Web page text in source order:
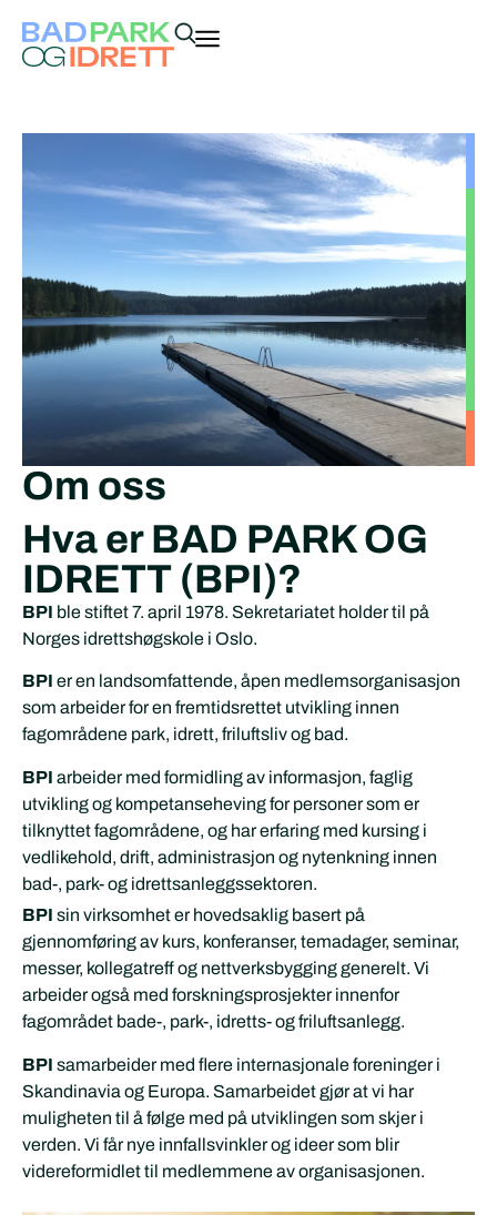
Om oss
Hva er BAD PARK OG
IDRETT (BPI)?
BPI ble stiftet 7. april 1978. Sekretariatet holder til på
Norges idrettshøgskole i Oslo.
BPI er en landsomfattende, åpen medlemsorganisasjon
som arbeider for en fremtidsrettet utvikling innen
fagområdene park, idrett, friluftsliv og bad.
BPI arbeider med formidling av informasjon, faglig
utvikling og kompetanseheving for personer som er
tilknyttet fagområdene, og har erfaring med kursing i
vedlikehold, drift, administrasjon og nytenkning innen
bad-, park- og idrettsanleggssektoren.
BPI sin virksomhet er hovedsaklig basert på
gjennomføring av kurs, konferanser, temadager, seminar,
messer, kollegatreff og nettverksbygging generelt. Vi
arbeider også med forskningsprosjekter innenfor
fagområdet bade-, park-, idretts- og friluftsanlegg.
BPI samarbeider med flere internasjonale foreninger i
Skandinavia og Europa. Samarbeidet gjør at vi har
muligheten til å følge med på utviklingen som skjer i
verden. Vi får nye innfallsvinkler og ideer som blir
videreformidlet til medlemmene av organisasjonen.